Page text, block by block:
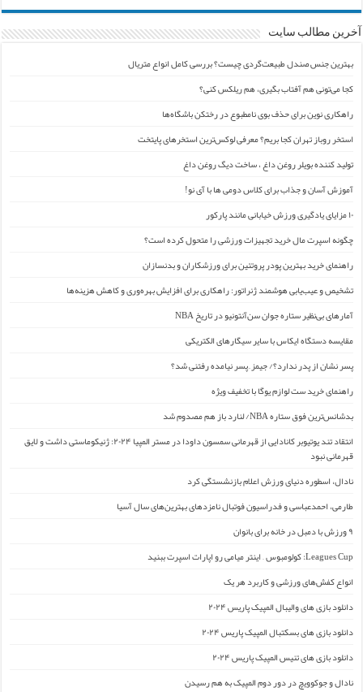
آخرین مطالب سایت
بهترین جنس صندل طبیعت‌گردی چیست؟ بررسی کامل انواع متریال
کجا می‌تونی هم آفتاب بگیری، هم ریلکس کنی؟
راهکاری نوین برای حذف بوی نامطبوع در رختکن باشگاه‌ها
استخر روباز تهران کجا بریم؟ معرفی لوکس‌ترین استخرهای پایتخت
تولید کننده بویلر روغن داغ ، ساخت دیگ روغن داغ
آموزش آسان و جذاب برای کلاس دومی ها با آی نو!
۱۰ مزایای یادگیری ورزش خیابانی مانند پارکور
چگونه اسپرت مال خرید تجهیزات ورزشی را متحول کرده است؟
راهنمای خرید بهترین پودر پروتئین برای ورزشکاران و بدنسازان
تشخیص و عیب‌یابی هوشمند ژنراتور: راهکاری برای افزایش بهره‌وری و کاهش هزینه‌ها
آمارهای بی‌نظیر ستاره جوان سن‌آنتونیو در تاریخ NBA
مقایسه دستگاه ایکاس با سایر سیگارهای الکتریکی
پسر نشان از پدر ندارد؟/ جیمز ِ پسر نیامده رفتنی شد؟
راهنمای خرید ست لوازم یوگا با تخفیف ویژه
بدشانس‌ترین فوق ستاره NBA/ لنارد باز هم مصدوم شد
انتقاد تند یوتیوبر کانادایی از قهرمانی سمسون داودا در مستر المپیا ۲۰۲۴: ژنیکوماستی داشت و لایق
قهرمانی نبود
نادال، اسطوره دنیای ورزش اعلام بازنشستگی کرد
طارمی، احمدعباسی و فدراسیون فوتبال نامزدهای بهترین‌های سال آسیا
۹ ورزش با دمبل در خانه برای بانوان
Leagues Cup: کولومبوس – اینتر میامی رو اپارات اسپرت ببنید
انواع کفش‌های ورزشی و کاربرد هر یک
دانلود بازی های والیبال المپیک پاریس ۲۰۲۴
دانلود بازی های بسکتبال المپیک پاریس ۲۰۲۴
دانلود بازی های تنیس المپیک پاریس ۲۰۲۴
نادال و جوکوویچ در دور دوم المپیک به هم رسیدن